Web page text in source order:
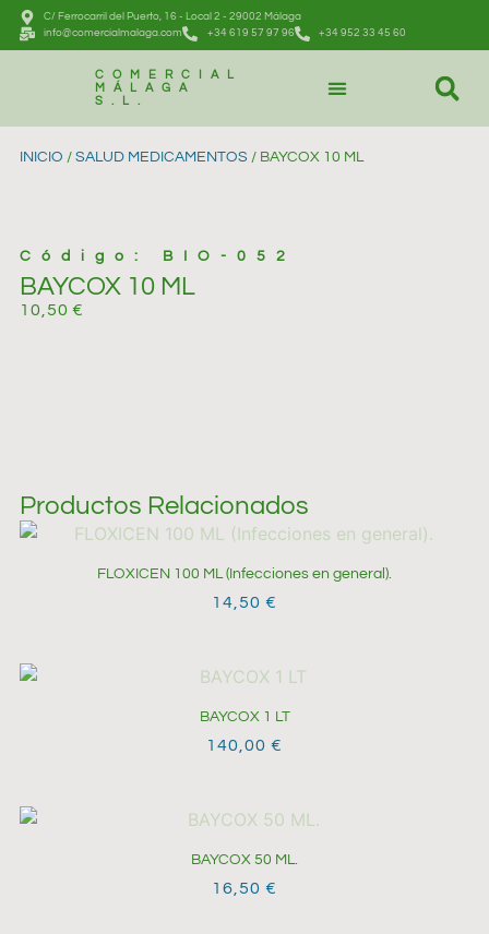
C/ Ferrocarril del Puerto, 16 - Local 2 - 29002 Málaga
info@comercialmalaga.com
+34 619 57 97 96 +34 952 33 45 60
COMERCIAL
MÁLAGA
S.L.
INICIO / SALUD MEDICAMENTOS / BAYCOX 10 ML
Código: BIO-052
BAYCOX 10 ML
10,50€
Productos Relacionados
FLOXICEN 100 ML (Infecciones en general).
14,50 €
BAYCOX 1 LT
140,00 €
BAYCOX 50 ML.
16,50 €